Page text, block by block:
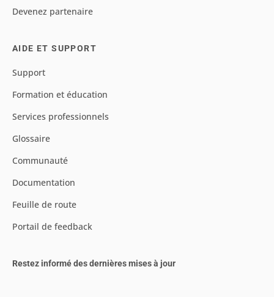
Devenez partenaire
AIDE ET SUPPORT
Support
Formation et éducation
Services professionnels
Glossaire
Communauté
Documentation
Feuille de route
Portail de feedback
Restez informé des dernières mises à jour